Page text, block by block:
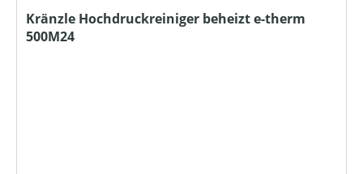
Kränzle Hochdruckreiniger beheizt e-therm
500M24